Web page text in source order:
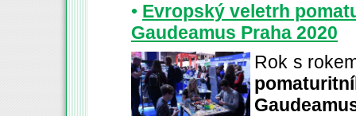
• Evropský veletrh
Gaudeamus Praha 2020
Rok s